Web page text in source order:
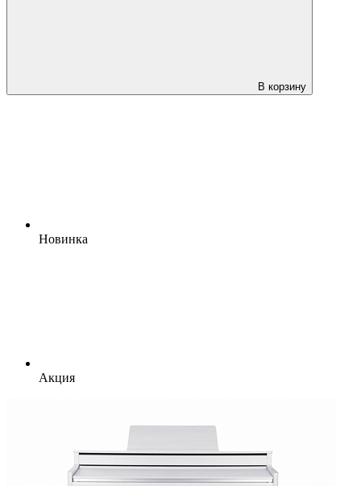
В корзину
Новинка
Акция